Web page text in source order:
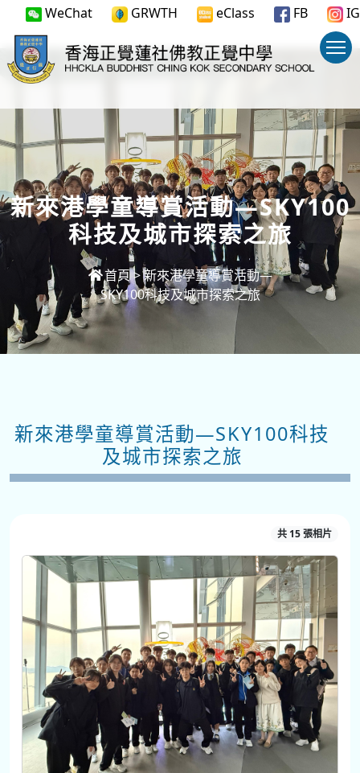
WeChat GRWTH eClass FB IG
新來港學童導賞活動—SKY100
科技及城市探索之旅
首頁>新來港學童導賞活動—
SKY100科技及城市探索之旅
新來港學童導賞活動—SKY100科技
及城市探索之旅
共 15 張相片